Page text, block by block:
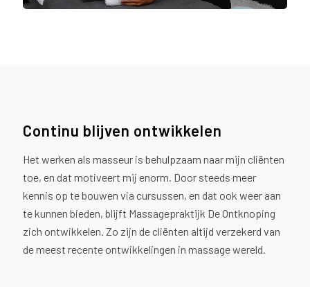
Continu blijven ontwikkelen
Het werken als masseur is behulpzaam naar mijn cliënten
toe, en dat motiveert mij enorm. Door steeds meer
kennis op te bouwen via cursussen, en dat ook weer aan
te kunnen bieden, blijft Massagepraktijk De Ontknoping
zich ontwikkelen. Zo zijn de cliënten altijd verzekerd van
de meest recente ontwikkelingen in massage wereld.